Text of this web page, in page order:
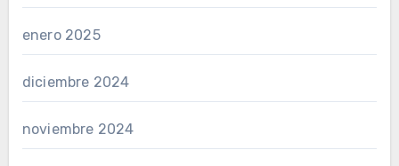
enero 2025
diciembre 2024
noviembre 2024